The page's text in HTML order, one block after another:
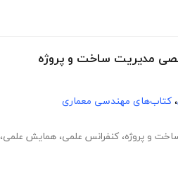
مدیریت ساخت و پروژه
، کتاب‌های مهندسی معماری
و پروژه، کنفرانس علمی، همایش علمی،